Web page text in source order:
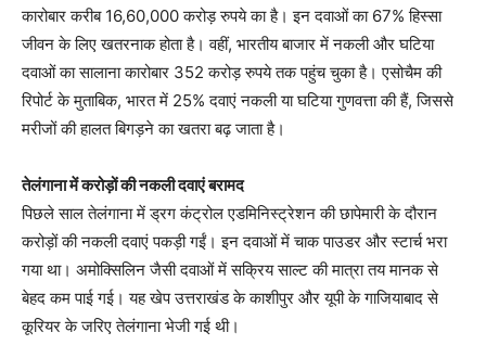
कारोबार करीब 16,60,000 करोड़ रुपये का है। इन दवाओं का 67% हिस्सा
जीवन के लिए खतरनाक होता है। वहीं, भारतीय बाजार में नकली और घटिया
दवाओं का सालाना कारोबार 352 करोड़ रुपये तक पहुंच चुका है। एसोचैम की
रिपोर्ट के मुताबिक, भारत में 25% दवाएं नकली या घटिया गुणवत्ता की हैं, जिससे
मरीजों की हालत बिगड़ने का खतरा बढ़ जाता है।
तेलंगाना में करोड़ों की नकली दवाएं बरामद
पिछले साल तेलंगाना में ड्रग कंट्रोल एडमिनिस्ट्रेशन की छापेमारी के दौरान
करोड़ों की नकली दवाएं पकड़ी गईं। इन दवाओं में चाक पाउडर और स्टार्च भरा
गया था। अमोक्सिलिन जैसी दवाओं में सक्रिय साल्ट की मात्रा तय मानक से
बेहद कम पाई गई। यह खेप उत्तराखंड के काशीपुर और यूपी के गाजियाबाद से
कूरियर के जरिए तेलंगाना भेजी गई थी।